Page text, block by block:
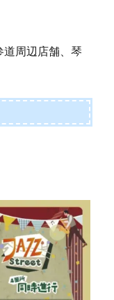
周辺店舗、琴